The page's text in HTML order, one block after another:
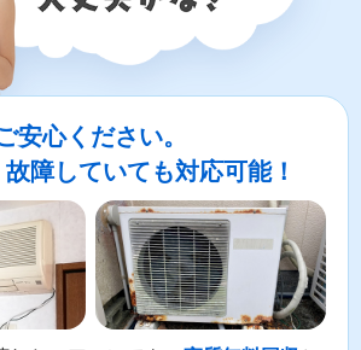
安心ください。
障していても対応可能！